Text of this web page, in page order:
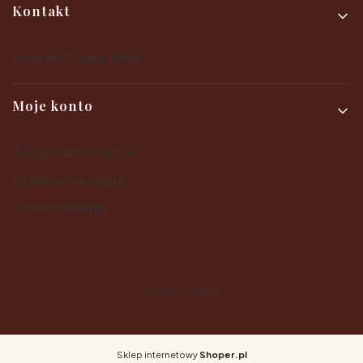
Kontakt
Moje konto
Sklep internetowy Shoper.pl